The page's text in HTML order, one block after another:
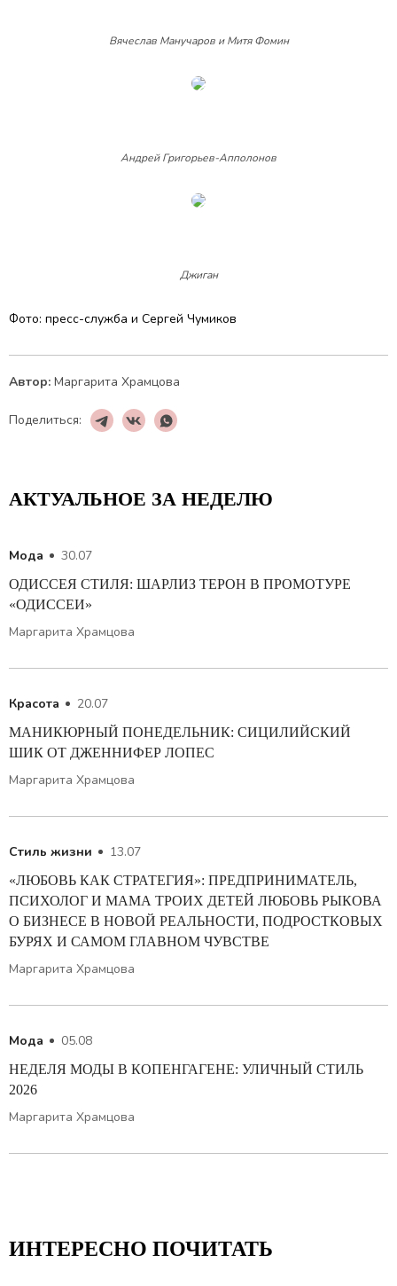
Вячеслав Манучаров и Митя Фомин
Андрей Григорьев-Апполонов
Джиган
Фото: пресс-служба и Сергей Чумиков
Автор: Маргарита Храмцова
Поделиться:
АКТУАЛЬНОЕ ЗА НЕДЕЛЮ
Мода 30.07
ОДИССЕЯ СТИЛЯ: ШАРЛИЗ ТЕРОН В ПРОМОТУРЕ
«ОДИССЕИ»
Маргарита Храмцова
Красота 20.07
МАНИКЮРНЫЙ ПОНЕДЕЛЬНИК: СИЦИЛИЙСКИЙ
ШИК ОТ ДЖЕННИФЕР ЛОПЕС
Маргарита Храмцова
Стиль жизни 13.07
«ЛЮБОВЬ КАК СТРАТЕГИЯ»: ПРЕДПРИНИМАТЕЛЬ,
ПСИХОЛОГ И МАМА ТРОИХ ДЕТЕЙ ЛЮБОВЬ РЫКОВА
О БИЗНЕСЕ В НОВОЙ РЕАЛЬНОСТИ, ПОДРОСТКОВЫХ
БУРЯХ И САМОМ ГЛАВНОМ ЧУВСТВЕ
Маргарита Храмцова
Мода 05.08
НЕДЕЛЯ МОДЫ В КОПЕНГАГЕНЕ: УЛИЧНЫЙ СТИЛЬ
2026
Маргарита Храмцова
ИНТЕРЕСНО ПОЧИТАТЬ